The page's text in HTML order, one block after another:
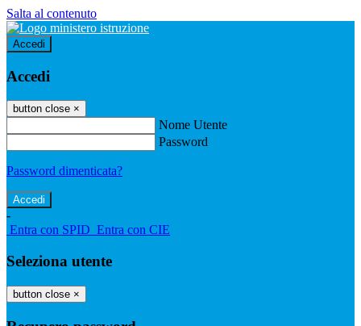
Salta al contenuto
Accedi
Accedi
button close ×
Nome Utente
Password
Password dimenticata?
-
Entra con SPID Entra con CIE
Seleziona utente
button close ×